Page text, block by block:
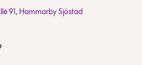
91, Hammarby Sjöstad